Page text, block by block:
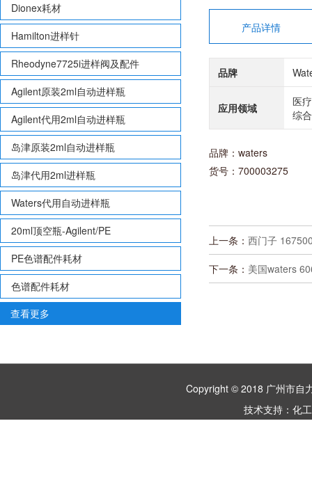
Dionex耗材
Hamilton进样针
Rheodyne7725i进样阀及配件
Agilent原装2ml自动进样瓶
Agilent代用2ml自动进样瓶
岛津原装2ml自动进样瓶
岛津代用2ml进样瓶
Waters代用自动进样瓶
20ml顶空瓶-Agilent/PE
PE色谱配件耗材
色谱配件耗材
查看更多
产品详情
品牌
应用领域
医
综合
品牌：waters
货号：700003275
上一条： 西门子
下一条： 美国waters
Copyright © 2018 广州市
技术支持： 化